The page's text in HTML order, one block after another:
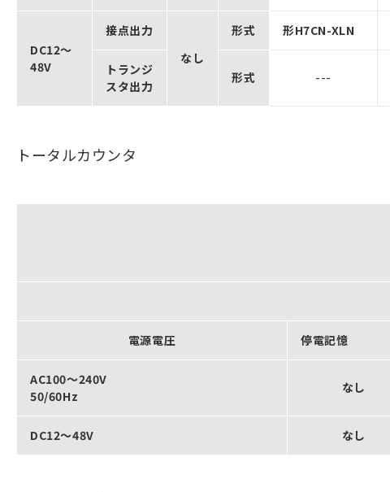
DC12～
48V
接点出力
なし
形式 形H7CN-XLN
トランジ
スタ出力
形式 ---
トータルカウンタ
電源電圧
停電記憶
AC100～240V
50/60Hz
なし
DC12～48V なし